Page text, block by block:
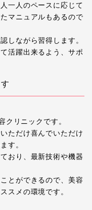
一人のペースに応じて
マニュアルもあるので
しながら習得します。
活躍出来るよう、サポ
クリニックです。
ただけ喜んでいただけ
す。
おり、最新技術や機器
とができるので、美容
スメの環境です。